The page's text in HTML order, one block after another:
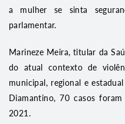
a mulher se sinta
parlamentar.
Marineze Meira, titular da
do atual contexto de
municipal, regional e
Diamantino, 70 casos
2021.